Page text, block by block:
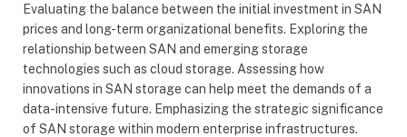
Evaluating the balance between the initial investment in SAN
prices and long-term organizational benefits. Exploring the
relationship between SAN and emerging storage
technologies such as cloud storage. Assessing how
innovations in SAN storage can help meet the demands of a
data-intensive future. Emphasizing the strategic significance
of SAN storage within modern enterprise infrastructures.